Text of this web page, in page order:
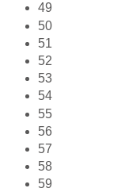
49
50
51
52
53
54
55
56
57
58
59